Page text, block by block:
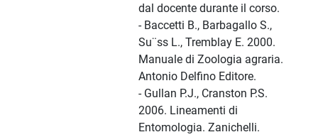
dal docente durante il corso.
- Baccetti B., Barbagallo S.,
Su¨ss L., Tremblay E. 2000.
Manuale di Zoologia agraria.
Antonio Delfino Editore.
- Gullan P.J., Cranston P.S.
2006. Lineamenti di
Entomologia. Zanichelli.